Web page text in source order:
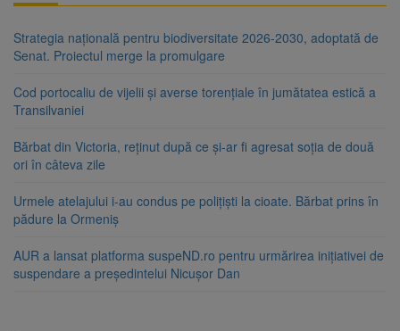
Strategia națională pentru biodiversitate 2026-2030, adoptată de
Senat. Proiectul merge la promulgare
Cod portocaliu de vijelii și averse torențiale în jumătatea estică a
Transilvaniei
Bărbat din Victoria, reținut după ce și-ar fi agresat soția de două
ori în câteva zile
Urmele atelajului i-au condus pe polițiști la cioate. Bărbat prins în
pădure la Ormeniș
AUR a lansat platforma suspeND.ro pentru urmărirea inițiativei de
suspendare a președintelui Nicușor Dan